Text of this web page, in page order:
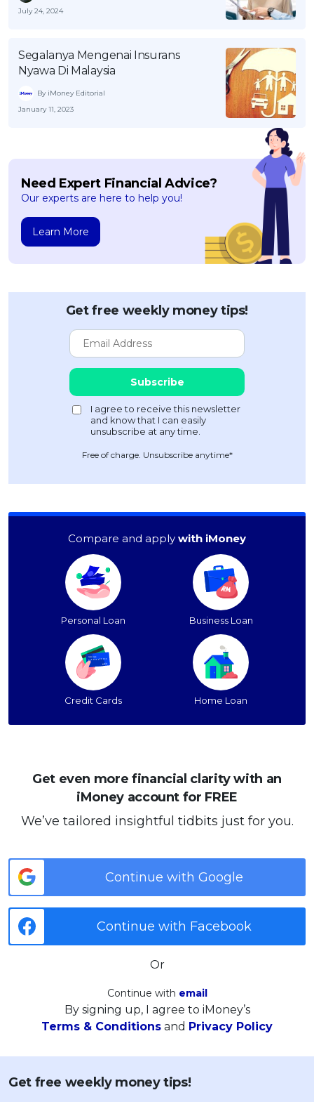
July 24, 2024
Segalanya Mengenai Insurans
Nyawa Di Malaysia
By iMoney Editorial
January 11, 2023
Need Expert Financial Advice?
Our experts are here to help you!
Learn More
Get free weekly money tips!
Free of charge. Unsubscribe anytime*
Compare and apply with iMoney
Personal Loan Business Loan
Credit Cards Home Loan
Get even more financial clarity with an
iMoney account for FREE
We’ve tailored insightful tidbits just for you.
Continue with Google
Continue with Facebook
Or
Continue with email
By signing up, I agree to iMoney’s
Terms & Conditions and Privacy Policy
Get free weekly money tips!